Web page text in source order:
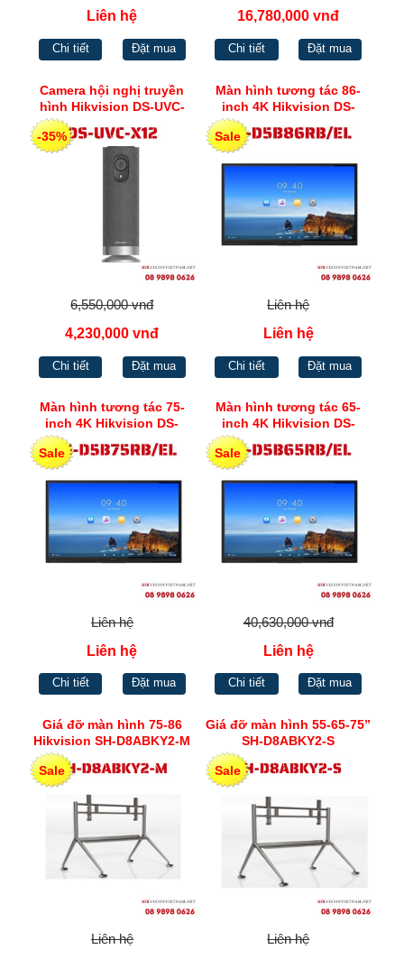
Liên hệ
Chi tiết Đặt mua
16,780,000 vnđ
Chi tiết Đặt mua
Camera hội nghị truyền
hình Hikvision DS-UVC-
-35%
6,550,000 vnđ
4,230,000 vnđ
Chi tiết Đặt mua
Màn hình tương tác 86-
inch 4K Hikvision DS-
Sale
Liên hệ
Liên hệ
Chi tiết Đặt mua
Màn hình tương tác 75-
inch 4K Hikvision DS-
Sale
Liên hệ
Liên hệ
Chi tiết Đặt mua
Màn hình tương tác 65-
inch 4K Hikvision DS-
Sale
40,630,000 vnđ
Liên hệ
Chi tiết Đặt mua
Giá đỡ màn hình 75-86
Hikvision SH-D8ABKY2-M
Sale
Liên hệ
Giá đỡ màn hình 55-65-75”
SH-D8ABKY2-S
Sale
Liên hệ